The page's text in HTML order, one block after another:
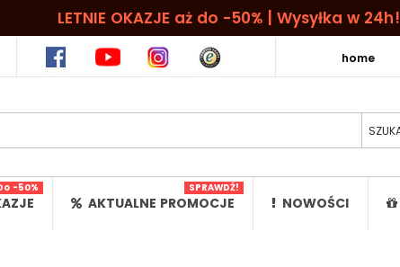
LETNIE OKAZJE aż do -50% | Wysyłka w 24h!
home
-50%
AKTUALNE PROMOCJE
SPRAWDŹ!
NOWOŚCI